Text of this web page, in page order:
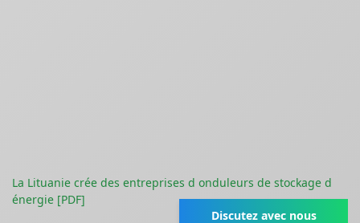
La Lituanie crée des entreprises d onduleurs de stockage d
énergie [PDF]
Discutez avec nous